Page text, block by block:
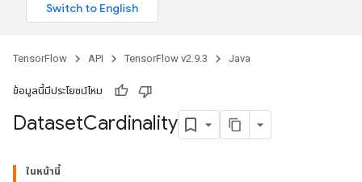
TensorFlow API TensorFlow v2.9.3 Java
ข้อมูลนี้มีประโยชน์ไหม
DatasetCardinality
ในหน้านี้